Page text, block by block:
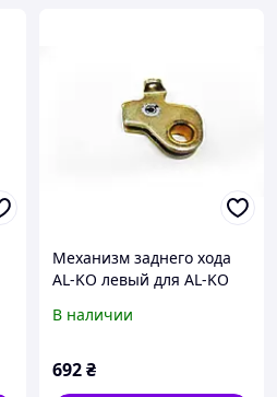
Механизм заднего хода
AL-KO левый для AL-KO
В наличии
692₴